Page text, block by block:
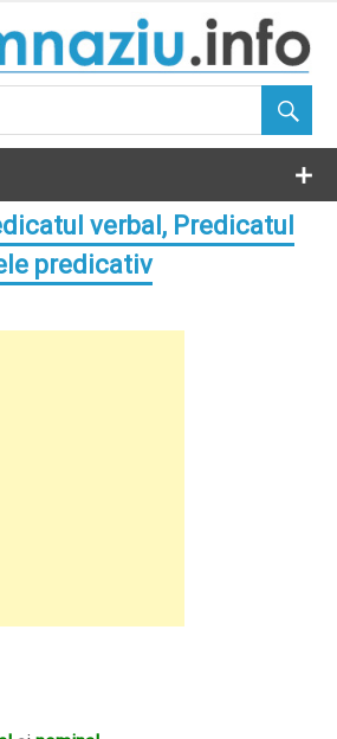
verbal, Predicatul
predicativ